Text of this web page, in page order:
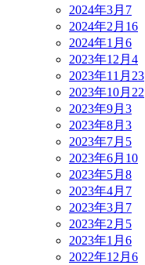
2024年3月 7
2024年2月 16
2024年1月 6
2023年12月 4
2023年11月 23
2023年10月 22
2023年9月 3
2023年8月 3
2023年7月 5
2023年6月 10
2023年5月 8
2023年4月 7
2023年3月 7
2023年2月 5
2023年1月 6
2022年12月 6